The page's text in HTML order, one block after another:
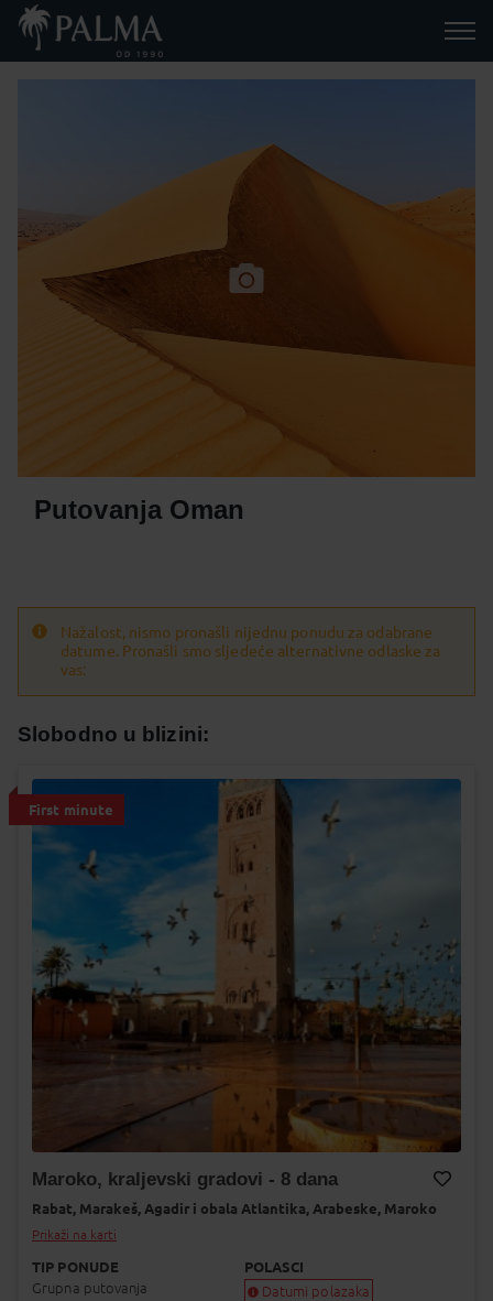
Putovanja Oman
Nažalost, nismo pronašli nijednu ponudu za odabrane
datume. Pronašli smo sljedeće alternativne odlaske za
vas:
Slobodno u blizini:
First minute
Maroko, kraljevski gradovi - 8 dana
Dodaj na Moj odabir
Rabat, Marakeš, Agadir i obala Atlantika, Arabeske, Maroko
Prikaži na karti
TIP PONUDE
Grupna putovanja
POLASCI
Datumi polazaka